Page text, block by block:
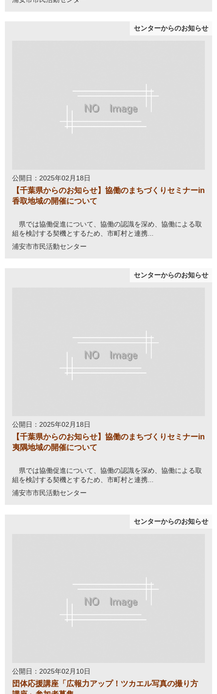
センターからのお知らせ
公開日：2025年02月18日
【千葉県からのお知らせ】協働のまちづくりセミナーin
香取地域の開催について
県では協働促進について、協働の認識を深め、協働による取
組を検討する契機とするため、市町村と連携...
浦安市市民活動センター
センターからのお知らせ
公開日：2025年02月18日
【千葉県からのお知らせ】協働のまちづくりセミナーin
夷隅地域の開催について
県では協働促進について、協働の認識を深め、協働による取
組を検討する契機とするため、市町村と連携...
浦安市市民活動センター
センターからのお知らせ
公開日：2025年02月10日
団体応援講座「広報力アップ！ツカエル写真の撮り方